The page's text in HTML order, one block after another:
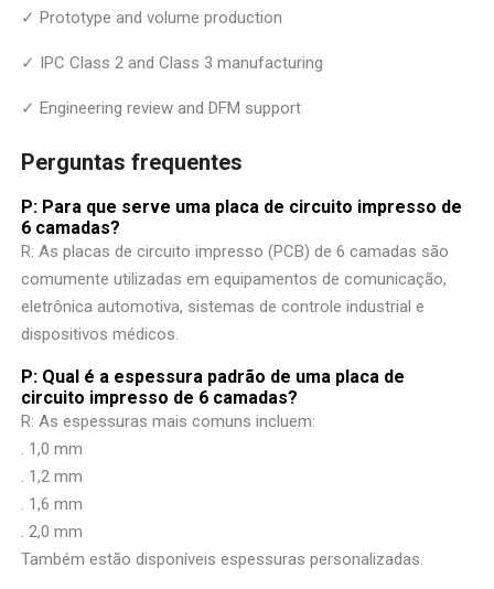
✓ Prototype and volume production
✓ IPC Class 2 and Class 3 manufacturing
✓ Engineering review and DFM support
Perguntas frequentes
P: Para que serve uma placa de circuito impresso de
6 camadas?
R: As placas de circuito impresso (PCB) de 6 camadas são
comumente utilizadas em equipamentos de comunicação,
eletrônica automotiva, sistemas de controle industrial e
dispositivos médicos.
P: Qual é a espessura padrão de uma placa de
circuito impresso de 6 camadas?
R: As espessuras mais comuns incluem:
. 1,0 mm
. 1,2 mm
. 1,6 mm
. 2,0 mm
Também estão disponíveis espessuras personalizadas.